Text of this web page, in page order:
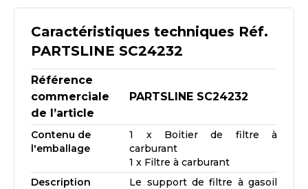
Caractéristiques techniques Réf.
PARTSLINE SC24232
Référence
commerciale
de l’article
PARTSLINE SC24232
Contenu de
l'emballage
1 x Boitier de filtre à
carburant
1 x Filtre à carburant
Description
Le support de filtre à gasoil